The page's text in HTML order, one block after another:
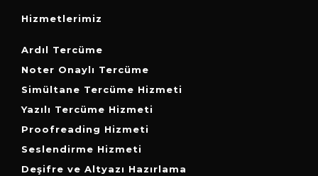
Hizmetlerimiz
Ardıl Tercüme
Noter Onaylı Tercüme
Simültane Tercüme Hizmeti
Yazılı Tercüme Hizmeti
Proofreading Hizmeti
Seslendirme Hizmeti
Deşifre ve Altyazı Hazırlama